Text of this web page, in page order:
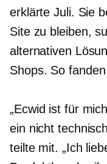
erklärte Juli. Sie
Site zu bleiben,
alternativen
Shops. So
„Ecwid ist für
ein nicht technisch
teilte mit. „Ich